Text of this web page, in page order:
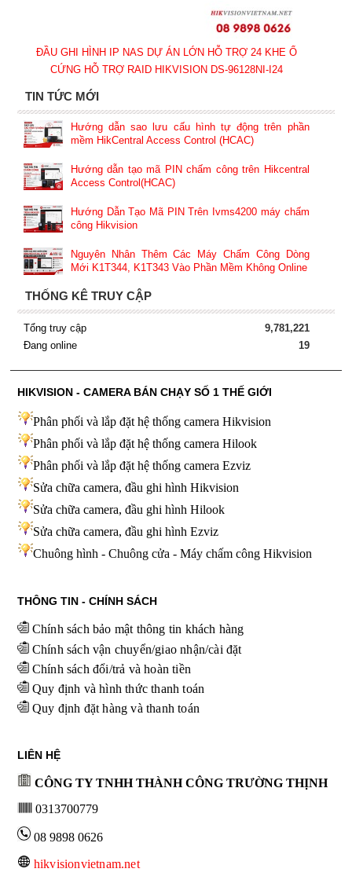
ĐẦU GHI HÌNH IP NAS DỰ ÁN LỚN HỖ TRỢ 24 KHE Ổ
CỨNG HỖ TRỢ RAID HIKVISION DS-96128NI-I24
TIN TỨC MỚI
Hướng dẫn sao lưu cấu hình tự động trên phần
mềm HikCentral Access Control (HCAC)
Hướng dẫn tạo mã PIN chấm công trên Hikcentral
Access Control(HCAC)
Hướng Dẫn Tạo Mã PIN Trên Ivms4200 máy chấm
công Hikvision
Nguyên Nhân Thêm Các Máy Chấm Công Dòng
Mới K1T344, K1T343 Vào Phần Mềm Không Online
THỐNG KÊ TRUY CẬP
Tổng truy cập
9,781,221
Đang online
19
HIKVISION - CAMERA BÁN CHẠY SỐ 1 THẾ GIỚI
Phân phối và lắp đặt hệ thống camera Hikvision
Phân phối và lắp đặt hệ thống camera Hilook
Phân phối và lắp đặt hệ thống camera Ezviz
Sửa chữa camera, đầu ghi hình Hikvision
Sửa chữa camera, đầu ghi hình Hilook
Sửa chữa camera, đầu ghi hình Ezviz
Chuông hình - Chuông cửa - Máy chấm công Hikvision
THÔNG TIN - CHÍNH SÁCH
Chính sách bảo mật thông tin khách hàng
Chính sách vận chuyển/giao nhận/cài đặt
Chính sách đổi/trả và hoàn tiền
Quy định và hình thức thanh toán
Quy định đặt hàng và thanh toán
LIÊN HỆ
CÔNG TY TNHH THÀNH CÔNG TRƯỜNG THỊNH
0313700779
08 9898 0626
hikvisionvietnam.net